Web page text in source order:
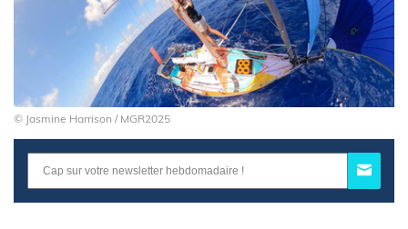
© Jasmine Harrison / MGR2025